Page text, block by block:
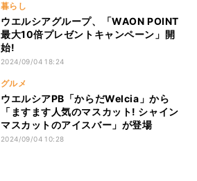
暮らし
ウエルシアグループ、「WAON POINT
最大10倍プレゼントキャンペーン」開
始!
2024/09/04 18:24
グルメ
ウエルシアPB「からだWelcia」から
「ますます人気のマスカット! シャイン
マスカットのアイスバー」が登場
2024/09/04 10:28